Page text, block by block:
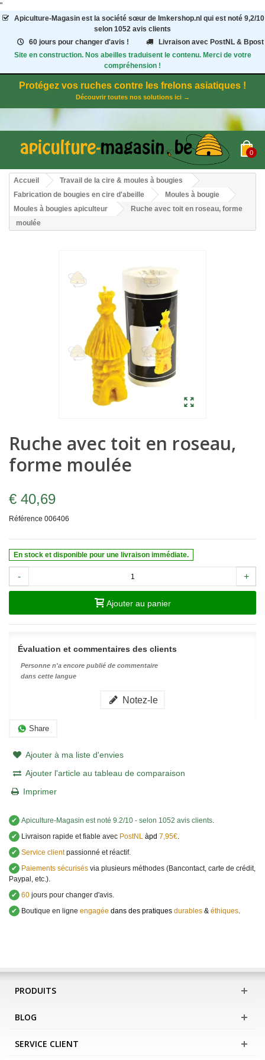
"
Apiculture-Magasinest la société sœur de Imkershop.nl qui est noté 9,2/10
selon 1052 avis clients
60 jours pour changer d'avis !
Livraison avec PostNL & Bpost
Site en construction. Nos abeilles traduisent le contenu. Merci de votre
compréhension !
Protégez vos ruches contre les frelons asiatiques !
Découvrir toutes nos solutions ici →
0
Accueil
Travail de la cire & moules à bougies
Fabrication de bougies en cire d'abeille
Moules à bougie
Moules à bougies apiculteur
Ruche avec toit en roseau, forme
moulée
Ruche avec toit en roseau,
forme moulée
€ 40,69
Référence 006406
En stock et disponible pour une livraison immédiate.
- +
Ajouter au panier
Évaluation et commentaires des clients
Personne n'a encore publié de commentaire
dans cette langue
Notez-le
Share
Ajouter à ma liste d'envies
Ajouter l'article au tableau de comparaison
Imprimer
✔ Apiculture-Magasin est noté 9.2/10 - selon 1052 avis clients.
✔
Livraison rapide et fiable avec PostNL àpd 7,95€.
✔ Service clientpassionné et réactif.
✔
Paiements sécurisés via plusieurs méthodes (Bancontact, carte de crédit,
Paypal, etc.).
✔ 60 jours pour changer d'avis.
✔
Boutique en ligne engagée dans des pratiques durables & éthiques.
PRODUITS
BLOG
SERVICE CLIENT